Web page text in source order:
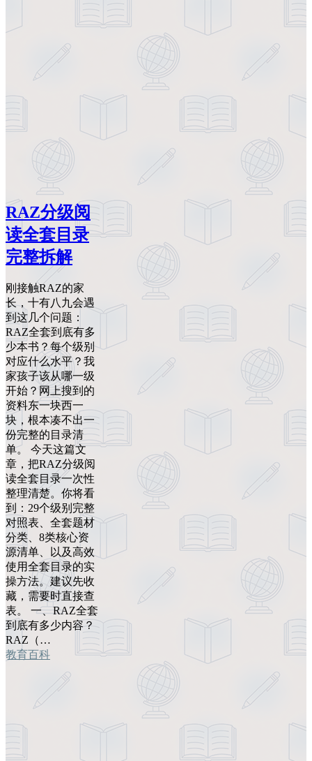
RAZ分级阅
读全套目录
完整拆解
刚接触RAZ的家
长，十有八九会遇
到这几个问题：
RAZ全套到底有多
少本书？每个级别
对应什么水平？我
家孩子该从哪一级
开始？网上搜到的
资料东一块西一
块，根本凑不出一
份完整的目录清
单。 今天这篇文
章，把RAZ分级阅
读全套目录一次性
整理清楚。你将看
到：29个级别完整
对照表、全套题材
分类、8类核心资
源清单、以及高效
使用全套目录的实
操方法。建议先收
藏，需要时直接查
表。 一、RAZ全套
到底有多少内容？
RAZ（…
教育百科